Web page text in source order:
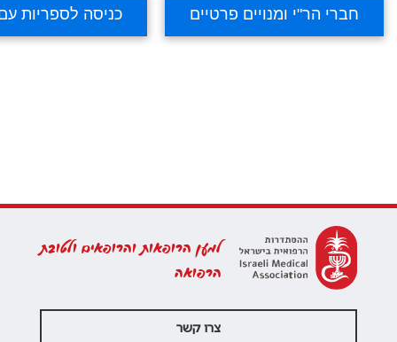
למען הרופאות והרופאים ולטובת
הרפואה
צרו קשר